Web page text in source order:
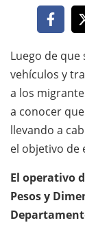
Luego de
vehículos y
a los
a conocer
llevando a
el objetivo de
El operativo
Pesos y